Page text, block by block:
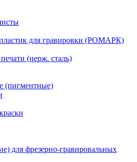
для гравировки (РОМАРК)
(нерж. сталь)
(пигментные)
для фрезерно-гравировальных